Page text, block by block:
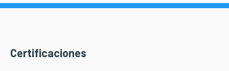
Certificaciones